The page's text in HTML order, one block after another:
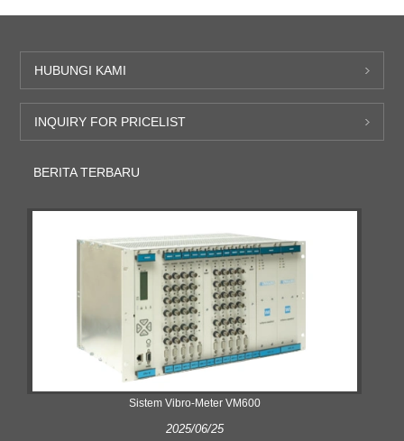
HUBUNGI KAMI
INQUIRY FOR PRICELIST
BERITA TERBARU
Sistem Vibro-Meter VM600
2025/06/25